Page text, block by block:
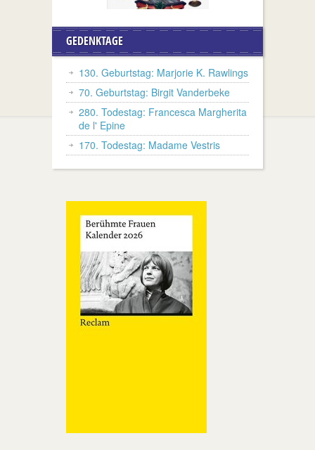
GEDENKTAGE
130. Geburtstag: Marjorie K. Rawlings
70. Geburtstag: Birgit Vanderbeke
280. Todestag: Francesca Margherita
de l' Epine
170. Todestag: Madame Vestris